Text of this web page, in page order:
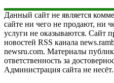
Данный сайт не является
сайте ни чего не продают, ни
услуги не оказываются. Сайт
новостей RSS канала
newsru.com. Материалы
ответственность за
Администрация сайта не несёт.